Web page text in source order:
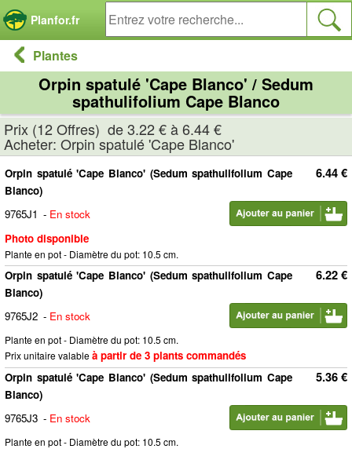
Planfor.fr
Plantes
Orpin spatulé 'Cape Blanco' / Sedum
spathulifolium Cape Blanco
Prix (12 Offres) de 3.22 € à 6.44 €
Acheter: Orpin spatulé 'Cape Blanco'
6.44 €
Orpin spatulé 'Cape Blanco' (Sedum spathulifolium Cape
Blanco)
9765J1 - En stock
Photo disponible
Plante en pot - Diamètre du pot: 10.5 cm.
6.22 €
Orpin spatulé 'Cape Blanco' (Sedum spathulifolium Cape
Blanco)
9765J2 - En stock
Plante en pot - Diamètre du pot: 10.5 cm.
Prix unitaire valableà partir de 3 plants commandés
5.36 €
Orpin spatulé 'Cape Blanco' (Sedum spathulifolium Cape
Blanco)
9765J3 - En stock
Plante en pot - Diamètre du pot: 10.5 cm.
Panneau de gestion des cookies